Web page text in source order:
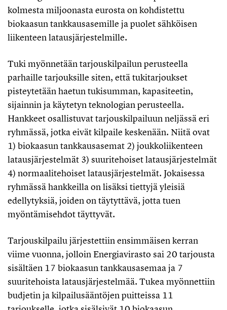
kolmesta miljoonasta eurosta on kohdistettu
biokaasun tankkausasemille ja puolet sähköisen
liikenteen latausjärjestelmille.
Tuki myönnetään tarjouskilpailun perusteella
parhaille tarjouksille siten, että tukitarjoukset
pisteytetään haetun tukisumman, kapasiteetin,
sijainnin ja käytetyn teknologian perusteella.
Hankkeet osallistuvat tarjouskilpailuun neljässä eri
ryhmässä, jotka eivät kilpaile keskenään. Niitä ovat
1) biokaasun tankkausasemat 2) joukkoliikenteen
latausjärjestelmät 3) suuritehoiset latausjärjestelmät
4) normaalitehoiset latausjärjestelmät. Jokaisessa
ryhmässä hankkeilla on lisäksi tiettyjä yleisiä
edellytyksiä, joiden on täytyttävä, jotta tuen
myöntämisehdot täyttyvät.
Tarjouskilpailu järjestettiin ensimmäisen kerran
viime vuonna, jolloin Energiavirasto sai 20 tarjousta
sisältäen 17 biokaasun tankkausasemaa ja 7
suuritehoista latausjärjestelmää. Tukea myönnettiin
budjetin ja kilpailusääntöjen puitteissa 11